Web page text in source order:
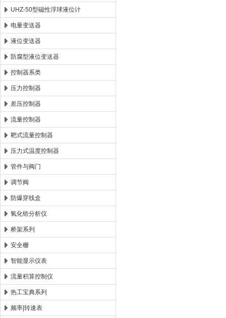
UHZ-50型磁性浮球液位计
电量变送器
液位变送器
防腐型液位变送器
控制器系类
压力控制器
差压控制器
流量控制器
靶式流量控制器
压力式温度控制器
管件与阀门
调节阀
防爆穿线盒
氧化锆分析仪
桥架系列
安全栅
智能显示仪表
流量积算控制仪
热工宝典系列
频率|转速表